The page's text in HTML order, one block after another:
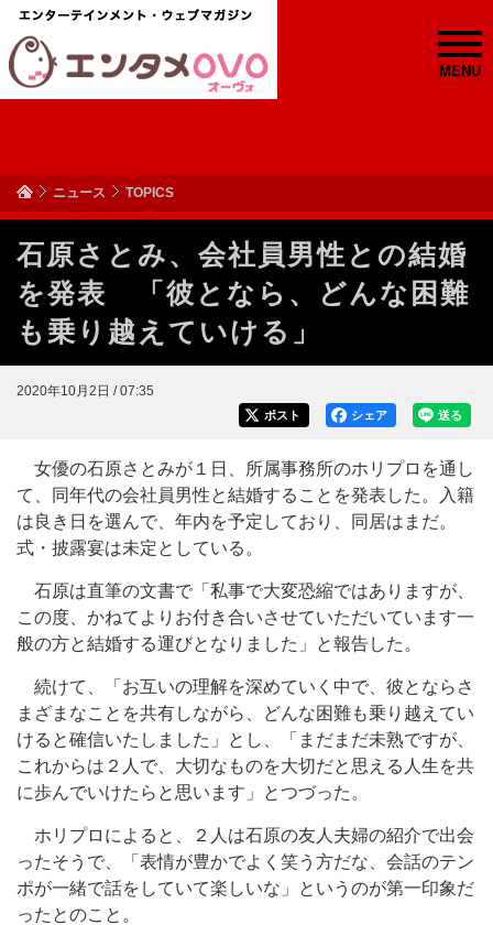
MENU
ニュース TOPICS
石原さとみ、会社員男性との結婚
を発表 「彼となら、どんな困難
も乗り越えていける」
2020年10月2日 / 07:35
送る
シェア
ポスト
女優の石原さとみが１日、所属事務所のホリプロを通し
て、同年代の会社員男性と結婚することを発表した。入籍
は良き日を選んで、年内を予定しており、同居はまだ。
式・披露宴は未定としている。
石原は直筆の文書で「私事で大変恐縮ではありますが、
この度、かねてよりお付き合いさせていただいています一
般の方と結婚する運びとなりました」と報告した。
続けて、「お互いの理解を深めていく中で、彼とならさ
まざまなことを共有しながら、どんな困難も乗り越えてい
けると確信いたしました」とし、「まだまだ未熟ですが、
これからは２人で、大切なものを大切だと思える人生を共
に歩んでいけたらと思います」とつづった。
ホリプロによると、２人は石原の友人夫婦の紹介で出会
ったそうで、「表情が豊かでよく笑う方だな、会話のテン
ポが一緒で話をしていて楽しいな」というのが第一印象だ
ったとのこと。